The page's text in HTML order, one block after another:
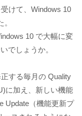
けて、Windows 10
10 で大幅に変
でしょうか。
する毎月の Quality
に加え、新しい機能
Update（機能更新プ